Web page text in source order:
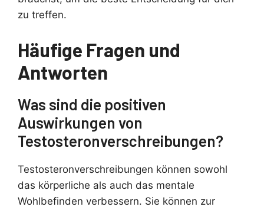
zu treffen.
Häufige Fragen und
Antworten
Was sind die positiven
Auswirkungen von
Testosteronverschreibungen?
Testosteronverschreibungen können sowohl
das körperliche als auch das mentale
Wohlbefinden verbessern. Sie können zur